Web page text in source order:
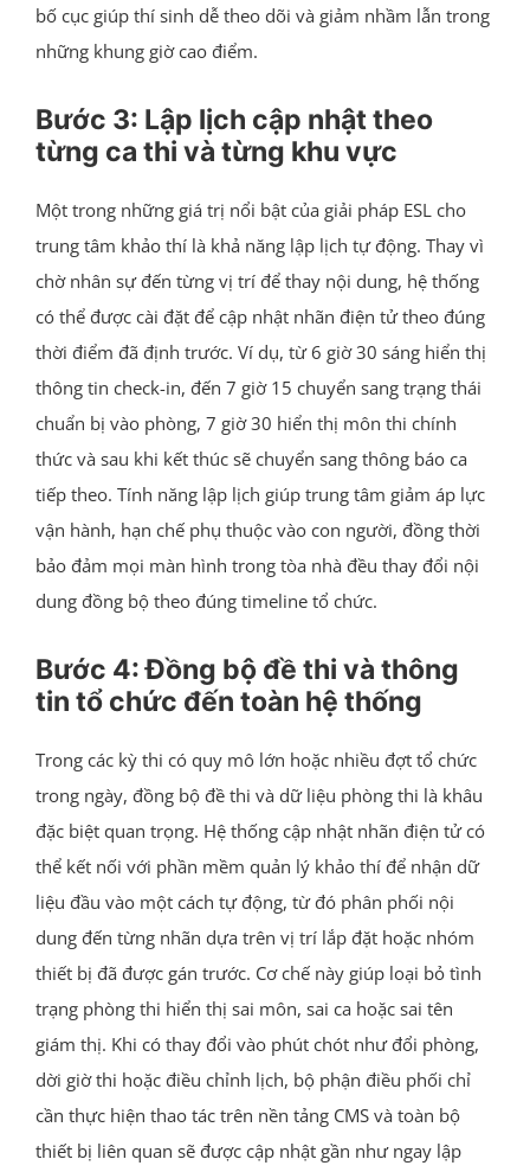
bố cục giúp thí sinh dễ theo dõi và giảm nhầm lẫn trong
những khung giờ cao điểm.
Bước 3: Lập lịch cập nhật theo
từng ca thi và từng khu vực
Một trong những giá trị nổi bật của giải pháp ESL cho
trung tâm khảo thí là khả năng lập lịch tự động. Thay vì
chờ nhân sự đến từng vị trí để thay nội dung, hệ thống
có thể được cài đặt để cập nhật nhãn điện tử theo đúng
thời điểm đã định trước. Ví dụ, từ 6 giờ 30 sáng hiển thị
thông tin check-in, đến 7 giờ 15 chuyển sang trạng thái
chuẩn bị vào phòng, 7 giờ 30 hiển thị môn thi chính
thức và sau khi kết thúc sẽ chuyển sang thông báo ca
tiếp theo. Tính năng lập lịch giúp trung tâm giảm áp lực
vận hành, hạn chế phụ thuộc vào con người, đồng thời
bảo đảm mọi màn hình trong tòa nhà đều thay đổi nội
dung đồng bộ theo đúng timeline tổ chức.
Bước 4: Đồng bộ đề thi và thông
tin tổ chức đến toàn hệ thống
Trong các kỳ thi có quy mô lớn hoặc nhiều đợt tổ chức
trong ngày, đồng bộ đề thi và dữ liệu phòng thi là khâu
đặc biệt quan trọng. Hệ thống cập nhật nhãn điện tử có
thể kết nối với phần mềm quản lý khảo thí để nhận dữ
liệu đầu vào một cách tự động, từ đó phân phối nội
dung đến từng nhãn dựa trên vị trí lắp đặt hoặc nhóm
thiết bị đã được gán trước. Cơ chế này giúp loại bỏ tình
trạng phòng thi hiển thị sai môn, sai ca hoặc sai tên
giám thị. Khi có thay đổi vào phút chót như đổi phòng,
dời giờ thi hoặc điều chỉnh lịch, bộ phận điều phối chỉ
cần thực hiện thao tác trên nền tảng CMS và toàn bộ
thiết bị liên quan sẽ được cập nhật gần như ngay lập